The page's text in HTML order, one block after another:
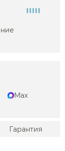
Max
Гарантия